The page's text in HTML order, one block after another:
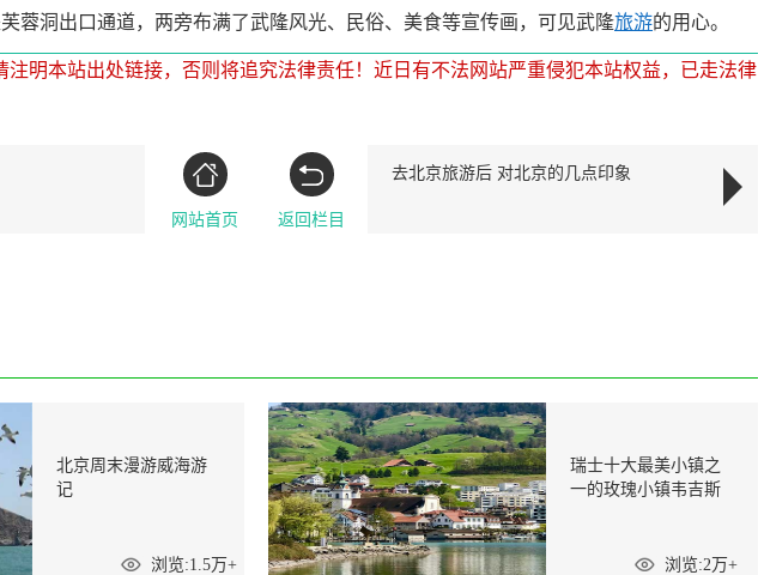
蓉洞出口通道，两旁布满了武隆风光、民俗、美食等宣传画，可见武隆旅游的用心。
注明本站出处链接，否则将追究法律责任！近日有不法网站严重侵犯本站权益，已走法律
去北京旅游后 对北京的几点印象
网站首页 返回栏目
北京周末漫游威海游
记
浏览:1.5万+
瑞士十大最美小镇之
一的玫瑰小镇韦吉斯
浏览:2万+